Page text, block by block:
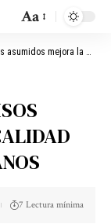
Aa
la calidad de vida de los ciudadanos
7 Lectura mínima